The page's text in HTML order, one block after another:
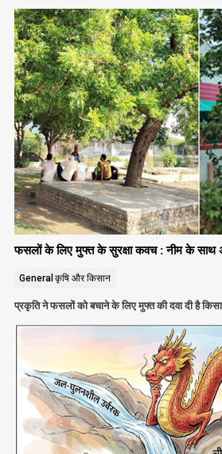
फसलों के लिए मुफ्त के सुरक्षा कवच : नीम के साथ
General कृषि और किसान
प्रकृति ने फसलों को बचाने के लिए मुफ्त की दवा दी है